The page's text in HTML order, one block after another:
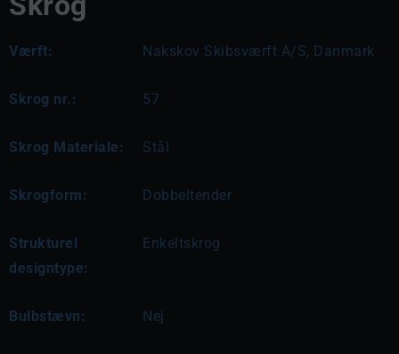
Værft: Nakskov Skibsværft A/S, Danmark
Skrog nr.: 57
Skrog Materiale: Stål
Skrogform: Dobbeltender
Strukturel
designtype:
Enkeltskrog
Bulbstævn: Nej